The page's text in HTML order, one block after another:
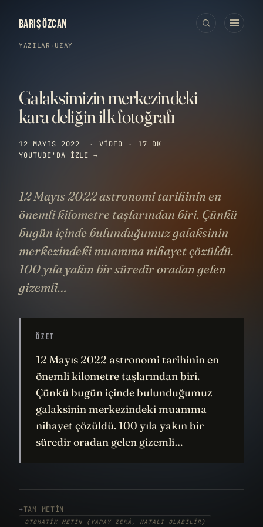
BARIŞ ÖZCAN
YAZILAR › UZAY
Galaksimizin merkezindeki
kara deliğin ilk fotoğrafı
12 MAYIS 2022 · VIDEO ·
17 DK
YOUTUBE'DA IZLE →
12 Mayıs 2022 astronomi tarihinin en
önemli kilometre taşlarından biri. Çünkü
bugün içinde bulunduğumuz galaksinin
merkezindeki muamma nihayet çözüldü.
100 yıla yakın bir süredir oradan gelen
gizemli…
ÖZET
12 Mayıs 2022 astronomi tarihinin en
önemli kilometre taşlarından biri.
Çünkü bugün içinde bulunduğumuz
galaksinin merkezindeki muamma
nihayet çözüldü. 100 yıla yakın bir
süredir oradan gelen gizemli…
TAM METIN
OTOMATIK METIN (YAPAY ZEKÂ, HATALI OLABILIR)